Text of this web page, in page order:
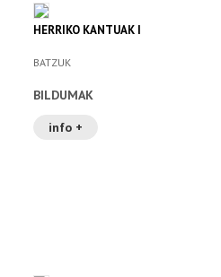
HERRIKO KANTUAK I
BATZUK
BILDUMAK
info +